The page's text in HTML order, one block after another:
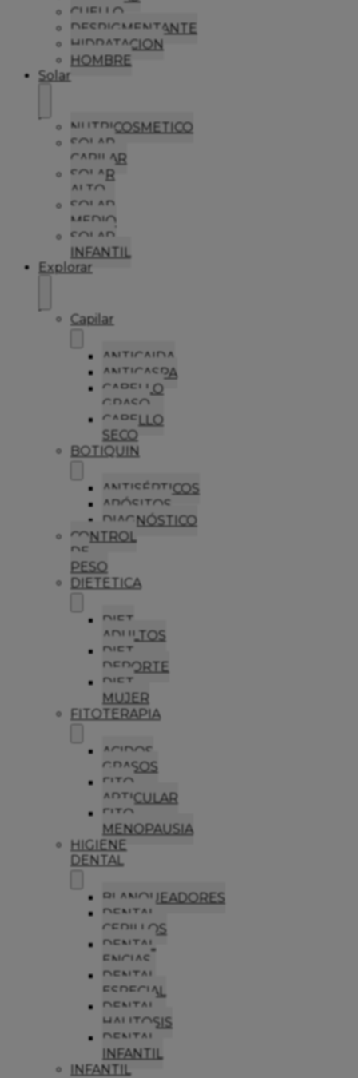
CUELLO
DESPIGMENTANTE
HIDRATACION
HOMBRE
Solar
NUTRICOSMETICO
SOLAR
CAPILAR
SOLAR
ALTO
SOLAR
MEDIO
SOLAR
INFANTIL
Explorar
Capilar
ANTICAIDA
ANTICASPA
CABELLO
GRASO
CABELLO
SECO
BOTIQUIN
ANTISÉPTICOS
APÓSITOS
DIAGNÓSTICO
CONTROL
DE
PESO
DIETETICA
DIET
ADULTOS
DIET
DEPORTE
DIET
MUJER
FITOTERAPIA
ACIDOS
GRASOS
FITO
ARTICULAR
FITO
MENOPAUSIA
HIGIENE
DENTAL
BLANQUEADORES
DENTAL
CEPILLOS
DENTAL
ENCIAS
DENTAL
ESPECIAL
DENTAL
HALITOSIS
DENTAL
INFANTIL
INFANTIL